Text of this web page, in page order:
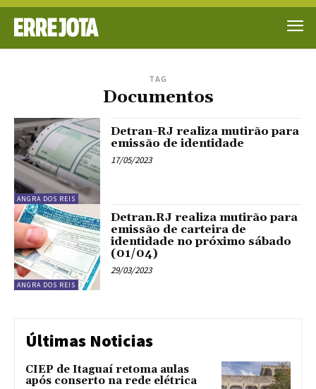
TAG
Documentos
ANGRA DOS REIS
Detran-RJ realiza mutirão para
emissão de identidade
17/05/2023
ANGRA DOS REIS
Detran.RJ realiza mutirão para
emissão de carteira de
identidade no próximo sábado
(01/04)
29/03/2023
Últimas Noticias
CIEP de Itaguaí retoma aulas
após conserto na rede elétrica